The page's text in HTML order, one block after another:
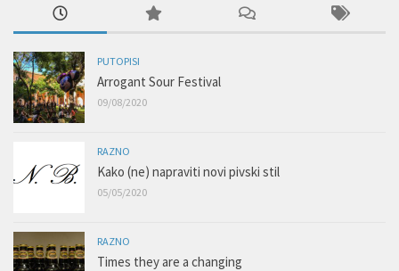
PUTOPISI
Arrogant Sour Festival
09/08/2020
RAZNO
Kako (ne) napraviti novi pivski stil
05/05/2020
RAZNO
Times they are a changing